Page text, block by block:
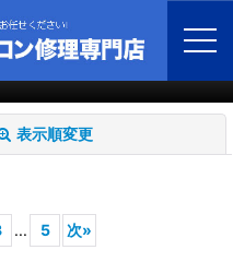
表示順変更
... 5 次»